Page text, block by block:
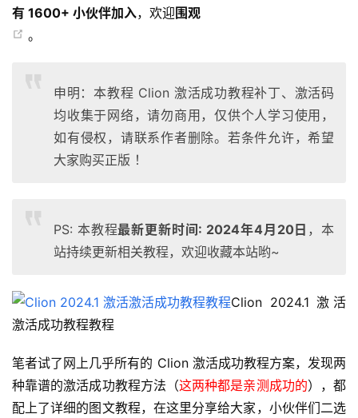
有 1600+ 小伙伴加入，欢迎 围观
。
申明：本教程 Clion 激活成功教程补丁、激活码
均收集于网络，请勿商用，仅供个人学习使用，
如有侵权，请联系作者删除。若条件允许，希望
大家购买正版 ！
PS: 本教程最新更新时间: 2024年4月20日 ，本
站持续更新相关教程，欢迎收藏本站哟~
Clion 2024.1 激活
激活成功教程教程
笔者试了网上几乎所有的 Clion 激活成功教程方案，发现两
种靠谱的激活成功教程方法（这两种都是亲测成功的），都
配上了详细的图文教程，在这里分享给大家，小伙伴们二选